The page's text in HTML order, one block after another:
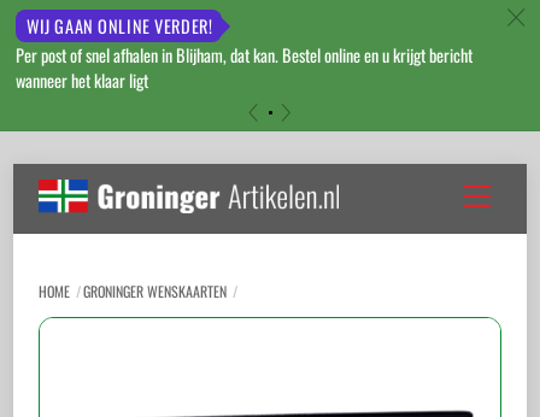
WIJ GAAN ONLINE VERDER!
Per post of snel afhalen in Blijham, dat kan. Bestel online en u krijgt bericht
wanneer het klaar ligt
c
content
Menu
HOME GRONINGER WENSKAARTEN